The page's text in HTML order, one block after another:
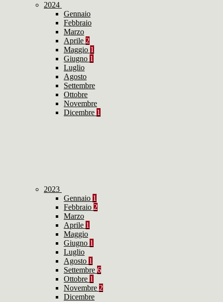
2024
Gennaio
Febbraio
Marzo
Aprile 2
Maggio 1
Giugno 1
Luglio
Agosto
Settembre
Ottobre
Novembre
Dicembre 1
2023
Gennaio 1
Febbraio 2
Marzo
Aprile 1
Maggio
Giugno 1
Luglio
Agosto 1
Settembre 6
Ottobre 1
Novembre 2
Dicembre